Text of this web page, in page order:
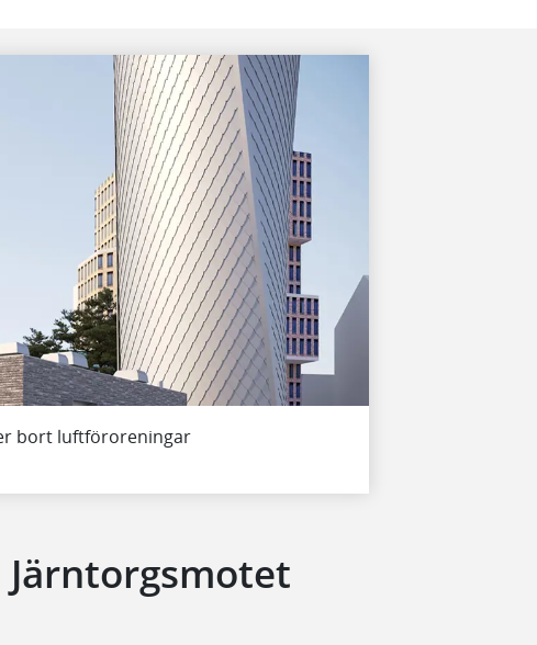
bort luftföroreningar